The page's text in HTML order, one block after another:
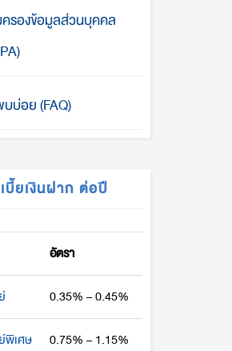
รองข้อมูลส่วนบุคคล
บ่อย (FAQ)
บี้ยเงินฝาก ต่อปี
อัตรา
0.35% – 0.45%
พิเศษ 0.75% – 1.15%